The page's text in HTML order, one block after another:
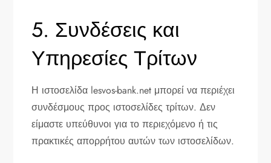
5. Συνδέσεις και
Υπηρεσίες Τρίτων
Η ιστοσελίδα lesvos-bank.net μπορεί να περιέχει
συνδέσμους προς ιστοσελίδες τρίτων. Δεν
είμαστε υπεύθυνοι για το περιεχόμενο ή τις
πρακτικές απορρήτου αυτών των ιστοσελίδων.